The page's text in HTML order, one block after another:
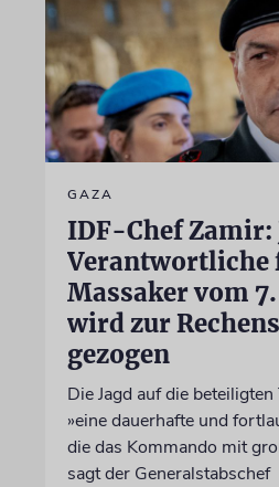
GAZA
IDF-Chef Zamir:
Verantwortliche
Massaker vom
wird zur
gezogen
Die Jagd auf die
»eine dauerhafte und
die das Kommando mit
sagt der Generalstabschef